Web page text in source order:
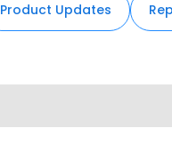
Product Updates